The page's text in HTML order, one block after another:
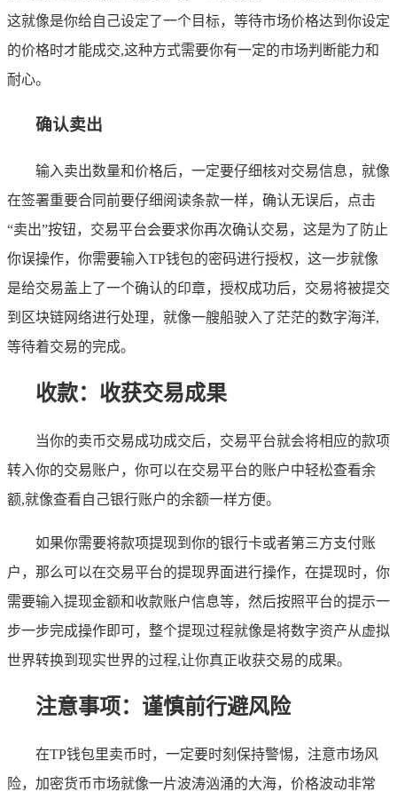
这就像是你给自己设定了一个目标，等待市场价格达到你设定
的价格时才能成交,这种方式需要你有一定的市场判断能力和
耐心。
确认卖出
输入卖出数量和价格后，一定要仔细核对交易信息，就像
在签署重要合同前要仔细阅读条款一样，确认无误后，点击
“卖出”按钮，交易平台会要求你再次确认交易，这是为了防止
你误操作，你需要输入TP钱包的密码进行授权，这一步就像
是给交易盖上了一个确认的印章，授权成功后，交易将被提交
到区块链网络进行处理，就像一艘船驶入了茫茫的数字海洋,
等待着交易的完成。
收款：收获交易成果
当你的卖币交易成功成交后，交易平台就会将相应的款项
转入你的交易账户，你可以在交易平台的账户中轻松查看余
额,就像查看自己银行账户的余额一样方便。
如果你需要将款项提现到你的银行卡或者第三方支付账
户，那么可以在交易平台的提现界面进行操作，在提现时，你
需要输入提现金额和收款账户信息等，然后按照平台的提示一
步一步完成操作即可，整个提现过程就像是将数字资产从虚拟
世界转换到现实世界的过程,让你真正收获交易的成果。
注意事项：谨慎前行避风险
在TP钱包里卖币时，一定要时刻保持警惕，注意市场风
险，加密货币市场就像一片波涛汹涌的大海，价格波动非常